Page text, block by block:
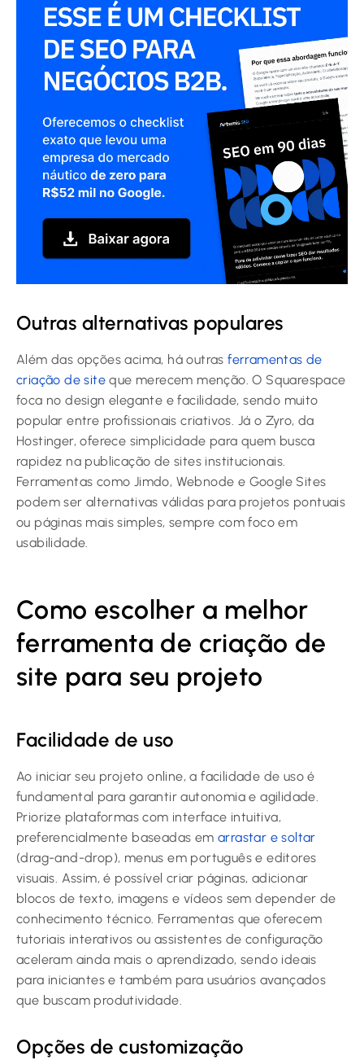
Outras alternativas populares
Além das opções acima, há outrasferramentas de
criação de site que merecem menção. O Squarespace
foca no design elegante e facilidade, sendo muito
popular entre profissionais criativos. Já o Zyro, da
Hostinger, oferece simplicidade para quem busca
rapidez na publicação de sites institucionais.
Ferramentas como Jimdo, Webnode e Google Sites
podem ser alternativas válidas para projetos pontuais
ou páginas mais simples, sempre com foco em
usabilidade.
Como escolher a melhor
ferramenta de criação de
site para seu projeto
Facilidade de uso
Ao iniciar seu projeto online, a facilidade de uso é
fundamental para garantir autonomia e agilidade.
Priorize plataformas com interface intuitiva,
preferencialmente baseadas em arrastar e soltar
(drag-and-drop), menus em português e editores
visuais. Assim, é possível criar páginas, adicionar
blocos de texto, imagens e vídeos sem depender de
conhecimento técnico. Ferramentas que oferecem
tutoriais interativos ou assistentes de configuração
aceleram ainda mais o aprendizado, sendo ideais
para iniciantes e também para usuários avançados
que buscam produtividade.
Opções de customização